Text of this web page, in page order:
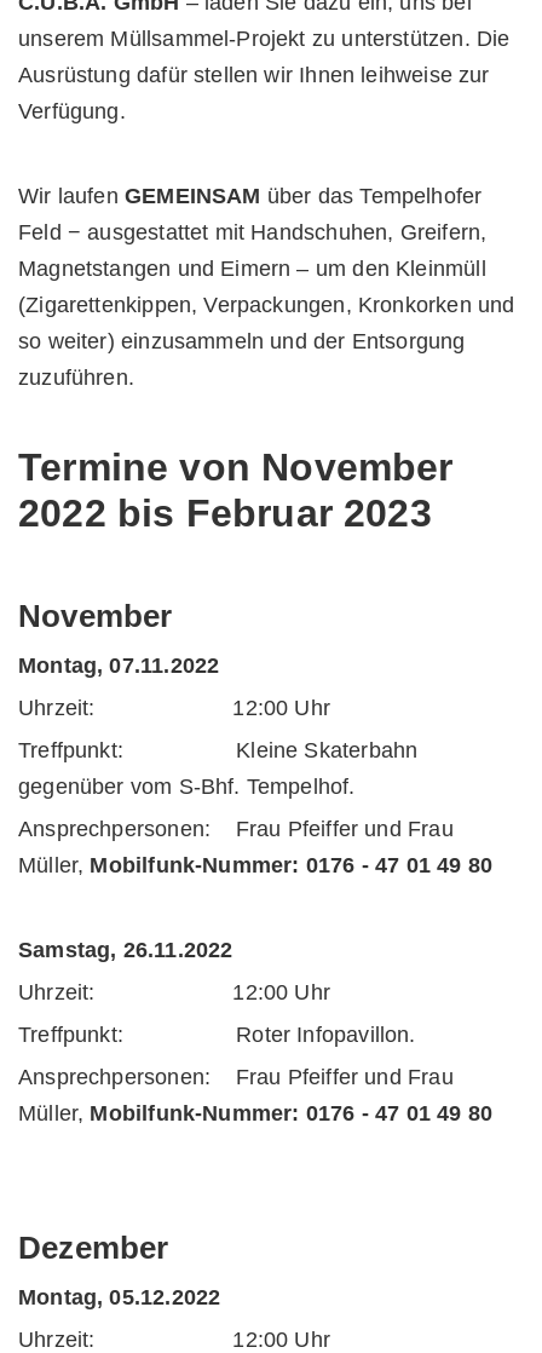
unserem Müllsammel-Projekt zu unterstützen. Die
Ausrüstung dafür stellen wir Ihnen leihweise zur
Verfügung.
Wir laufen GEMEINSAM über das Tempelhofer
Feld − ausgestattet mit Handschuhen, Greifern,
Magnetstangen und Eimern – um den Kleinmüll
(Zigarettenkippen, Verpackungen, Kronkorken und
so weiter) einzusammeln und der Entsorgung
zuzuführen.
Termine von November
2022 bis Februar 2023
November
Montag, 07.11.2022
Uhrzeit: 12:00 Uhr
Treffpunkt: Kleine Skaterbahn
gegenüber vom S-Bhf. Tempelhof.
Ansprechpersonen: Frau Pfeiffer und Frau
Müller, Mobilfunk-Nummer: 0176 - 47 01 49 80
Samstag, 26.11.2022
Uhrzeit: 12:00 Uhr
Treffpunkt: Roter Infopavillon.
Ansprechpersonen: Frau Pfeiffer und Frau
Müller, Mobilfunk-Nummer: 0176 - 47 01 49 80
Dezember
Montag, 05.12.2022
Uhrzeit: 12:00 Uhr